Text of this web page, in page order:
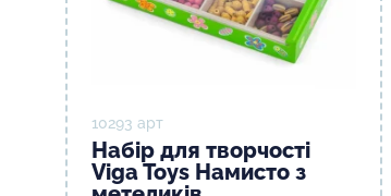
10293 арт
Набір для творчості
Viga Toys Намисто з